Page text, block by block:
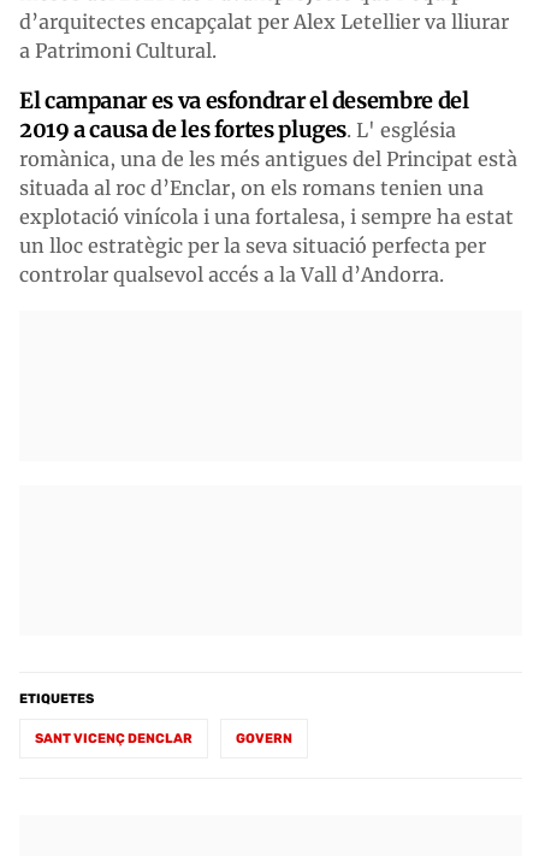
d’arquitectes encapçalat per Alex Letellier va lliurar
a Patrimoni Cultural.
El campanar es va esfondrar el desembre del
2019 a causa de les fortes pluges. L' església
romànica, una de les més antigues del Principat està
situada al roc d’Enclar, on els romans tenien una
explotació vinícola i una fortalesa, i sempre ha estat
un lloc estratègic per la seva situació perfecta per
controlar qualsevol accés a la Vall d’Andorra.
ETIQUETES
SANT VICENÇ DENCLAR GOVERN